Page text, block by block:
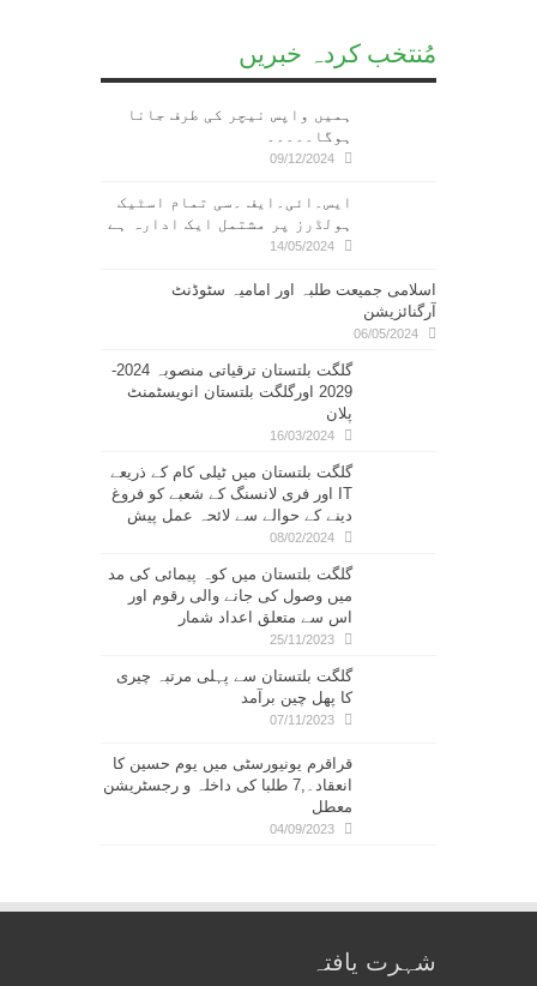
مُنتخب کردہ خبریں
ہمیں واپس نیچر کی طرف جانا
ہوگا۔۔۔۔۔
09/12/2024
ایس۔ائی۔ایف ۔سی تمام اسٹیک
ہولڈرز پر مشتمل ایک ادارہ ہے
14/05/2024
اسلامی جمیعت طلبہ اور امامیہ سٹوڈنٹ
آرگنائزیشن
06/05/2024
گلگت بلتستان ترقیاتی منصوبہ 2024-
2029 اورگلگت بلتستان انویسٹمنٹ
پلان
16/03/2024
گلگت بلتستان میں ٹیلی کام کے ذریعے
IT اور فری لانسنگ کے شعبے کو فروغ
دینے کے حوالے سے لائحہ عمل پیش
08/02/2024
گلگت بلتستان میں کوہ پیمائی کی مد
میں وصول کی جانے والی رقوم اور
اس سے متعلق اعداد شمار
25/11/2023
گلگت بلتستان سے پہلی مرتبہ چیری
کا پھل چین برآمد
07/11/2023
قراقرم یونیورسٹی میں یوم حسین کا
انعقاد۔,7 طلبا کی داخلہ و رجسٹریشن
معطل
04/09/2023
شہرت یافتہ